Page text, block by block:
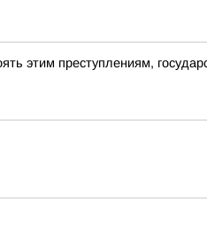
этим преступлениям,